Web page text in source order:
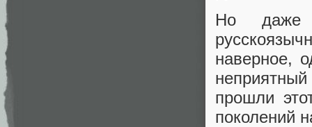
Но даже
наверное,
прошли
поколений